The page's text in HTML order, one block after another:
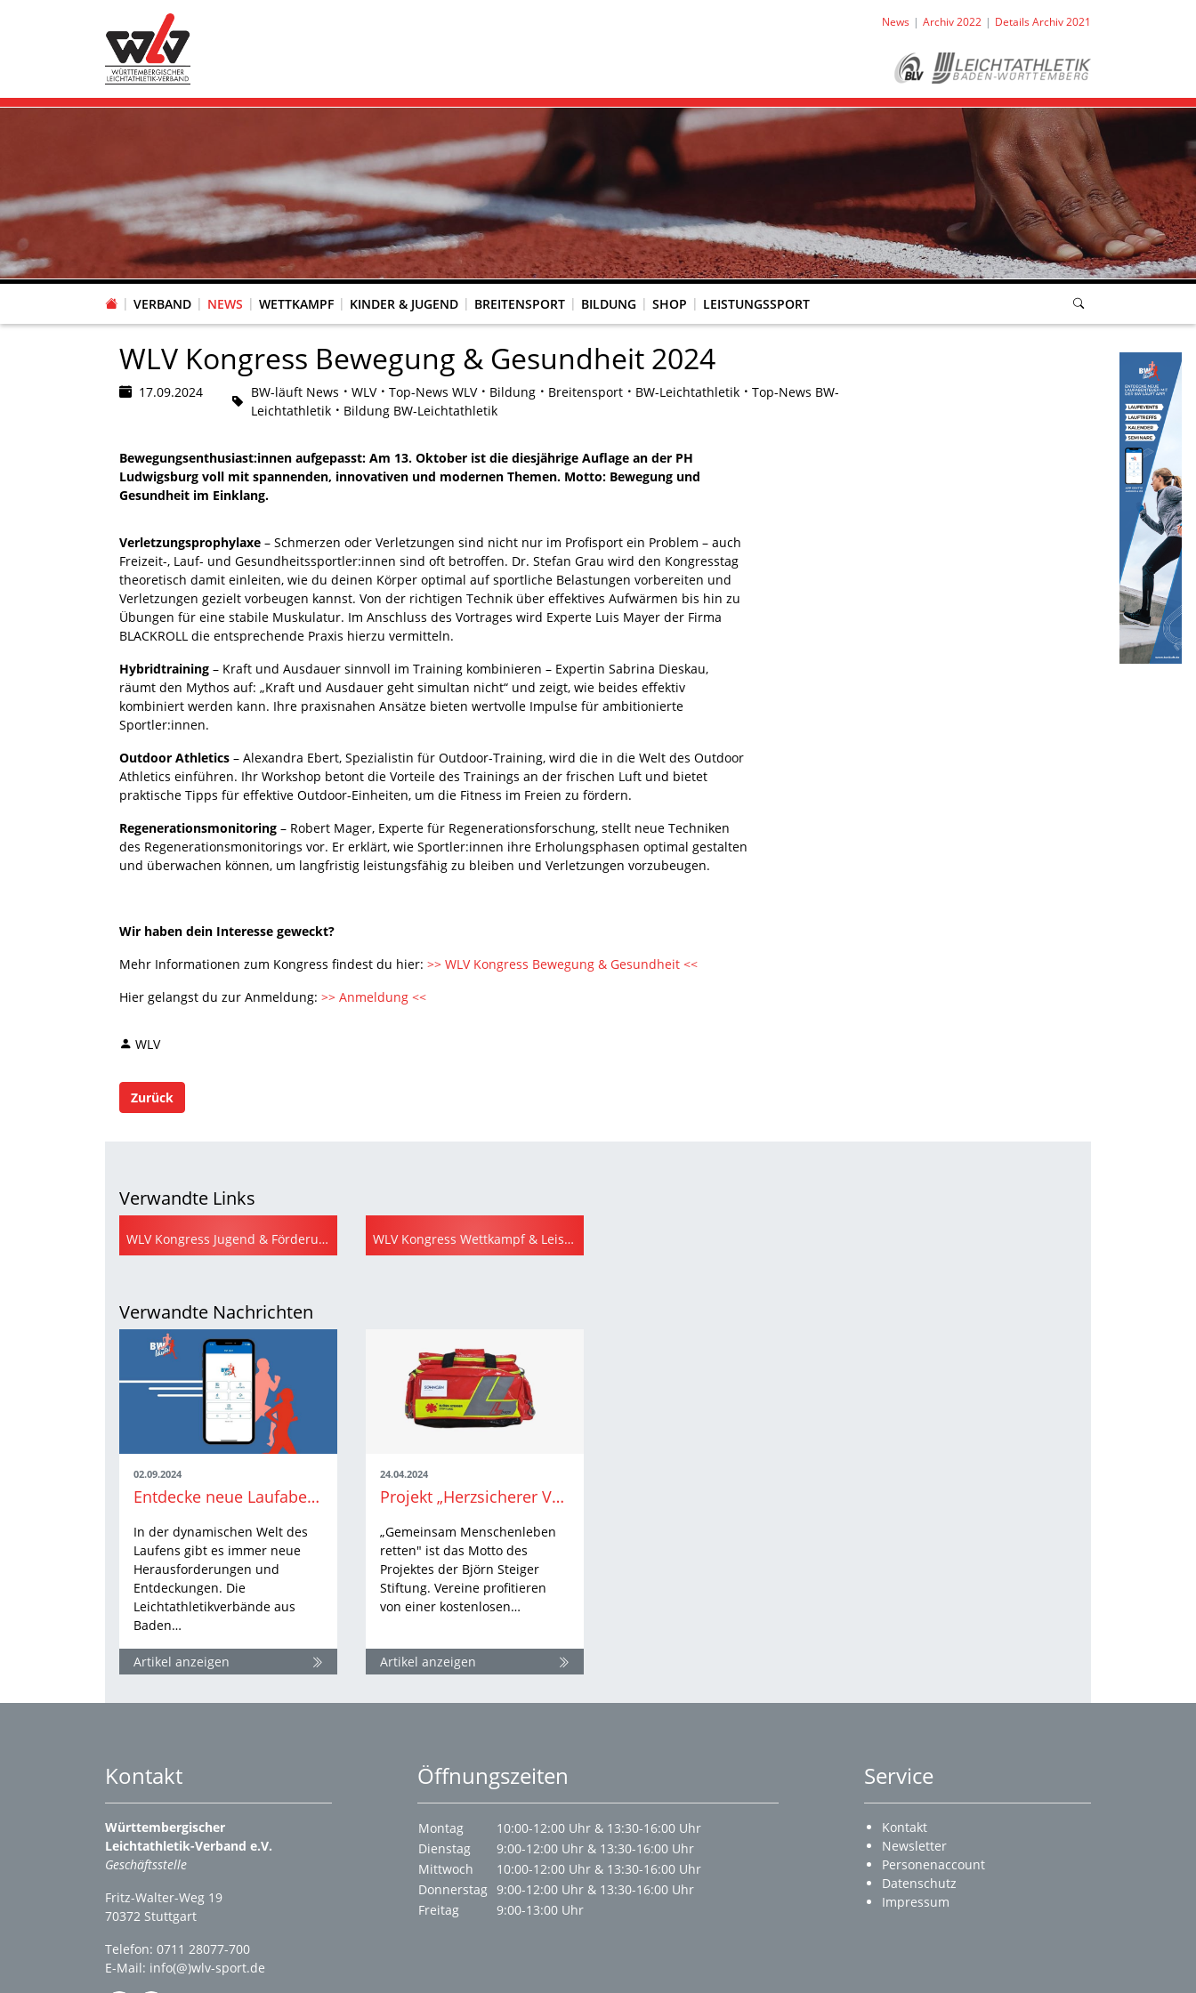
News Archiv 2022 Details Archiv 2021
VERBAND NEWS WETTKAMPF KINDER & JUGEND BREITENSPORT BILDUNG SHOP LEISTUNGSSPORT
WLV Kongress Bewegung & Gesundheit 2024
17.09.2024 BW-läuft News WLV Top-News WLV Bildung Breitensport BW-Leichtathletik
Top-News BW-
Leichtathletik
Bildung BW-Leichtathletik
Bewegungsenthusiast:innen aufgepasst: Am 13. Oktober ist die diesjährige Auflage an der PH
Ludwigsburg voll mit spannenden, innovativen und modernen Themen. Motto: Bewegung und
Gesundheit im Einklang.
Verletzungsprophylaxe – Schmerzen oder Verletzungen sind nicht nur im Profisport ein Problem – auch
Freizeit-, Lauf- und Gesundheitssportler:innen sind oft betroffen. Dr. Stefan Grau wird den Kongresstag
theoretisch damit einleiten, wie du deinen Körper optimal auf sportliche Belastungen vorbereiten und
Verletzungen gezielt vorbeugen kannst. Von der richtigen Technik über effektives Aufwärmen bis hin zu
Übungen für eine stabile Muskulatur. Im Anschluss des Vortrages wird Experte Luis Mayer der Firma
BLACKROLL die entsprechende Praxis hierzu vermitteln.
Hybridtraining – Kraft und Ausdauer sinnvoll im Training kombinieren – Expertin Sabrina Dieskau,
räumt den Mythos auf: „Kraft und Ausdauer geht simultan nicht“ und zeigt, wie beides effektiv
kombiniert werden kann. Ihre praxisnahen Ansätze bieten wertvolle Impulse für ambitionierte
Sportler:innen.
Outdoor Athletics – Alexandra Ebert, Spezialistin für Outdoor-Training, wird die in die Welt des Outdoor
Athletics einführen. Ihr Workshop betont die Vorteile des Trainings an der frischen Luft und bietet
praktische Tipps für effektive Outdoor-Einheiten, um die Fitness im Freien zu fördern.
Regenerationsmonitoring – Robert Mager, Experte für Regenerationsforschung, stellt neue Techniken
des Regenerationsmonitorings vor. Er erklärt, wie Sportler:innen ihre Erholungsphasen optimal gestalten
und überwachen können, um langfristig leistungsfähig zu bleiben und Verletzungen vorzubeugen.
Wir haben dein Interesse geweckt?
Mehr Informationen zum Kongress findest du hier: >> WLV Kongress Bewegung & Gesundheit <<
Hier gelangst du zur Anmeldung: >> Anmeldung <<
WLV
Zurück
Verwandte Links
WLV Kongress Jugend & Förderung 2024 WLV Kongress Wettkampf & Leistung 2024
Verwandte Nachrichten
02.09.2024
Entdecke neue Laufabenteuer mit der „BW läuft“-App
In der dynamischen Welt des
Laufens gibt es immer neue
Herausforderungen und
Entdeckungen. Die
Leichtathletikverbände aus
Baden…
Artikel anzeigen
24.04.2024
Projekt „Herzsicherer Verein" - kostenlose Erste-Hilfe-Tasche für Vereine
„Gemeinsam Menschenleben
retten" ist das Motto des
Projektes der Björn Steiger
Stiftung. Vereine profitieren
von einer kostenlosen…
Artikel anzeigen
Kontakt
Württembergischer
Leichtathletik-Verband e.V.
Geschäftsstelle
Fritz-Walter-Weg 19
70372 Stuttgart
Telefon: 0711 28077-700
E-Mail: info(@)wlv-sport.de
Öffnungszeiten
Montag
10:00-12:00 Uhr & 13:30-16:00 Uhr
Dienstag
9:00-12:00 Uhr & 13:30-16:00 Uhr
Mittwoch
10:00-12:00 Uhr & 13:30-16:00 Uhr
Donnerstag 9:00-12:00 Uhr & 13:30-16:00 Uhr
Freitag
9:00-13:00 Uhr
Service
Kontakt
Newsletter
Personenaccount
Datenschutz
Impressum